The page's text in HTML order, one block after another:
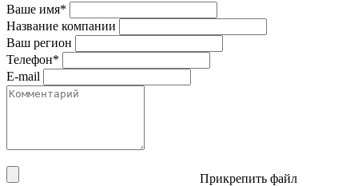
Ваше имя*
Название компании
Ваш регион
Телефон*
E-mail
Прикрепить файл